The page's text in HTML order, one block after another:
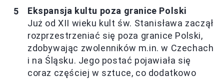
Ekspansja kultu poza granice Polski
Już od XII wieku kult św. Stanisława zaczął
rozprzestrzeniać się poza granice Polski,
zdobywając zwolenników m.in. w Czechach
i na Śląsku. Jego postać pojawiała się
coraz częściej w sztuce, co dodatkowo